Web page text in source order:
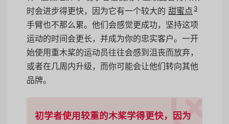
时会进步得更快，因为它有一个较大的甜蜜点 3
手臂也不那么累。他们会感觉更成功，坚持这项
运动的时间会更长，并成为你的忠实客户。一开
始使用重木桨的运动员往往会感到沮丧而放弃，
或者在几周内升级，而你可能会让他们转向其他
品牌。
初学者使用较重的木桨学得更快，因为